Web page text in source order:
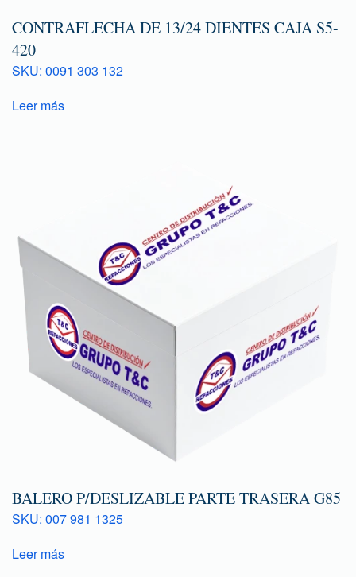
CONTRAFLECHA DE 13/24 DIENTES CAJA S5-
420
SKU: 0091 303 132
Leer más
BALERO P/DESLIZABLE PARTE TRASERA G85
SKU: 007 981 1325
Leer más